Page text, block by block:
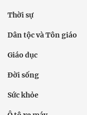
Thời sự
Dân tộc và Tôn giáo
Giáo dục
Đời sống
Sức khỏe